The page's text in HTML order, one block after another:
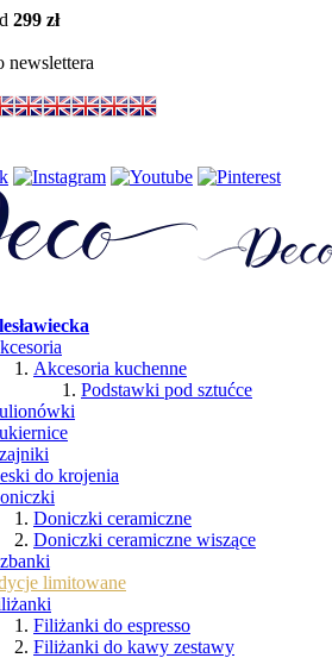
299 zł
newslettera
Akcesoria kuchenne
Podstawki pod sztućce
do krojenia
Doniczki ceramiczne
Doniczki ceramiczne wiszące
limitowane
Filiżanki do espresso
Filiżanki do kawy zestawy